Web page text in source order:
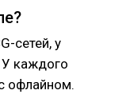
сетей, у
У каждого
офлайном.